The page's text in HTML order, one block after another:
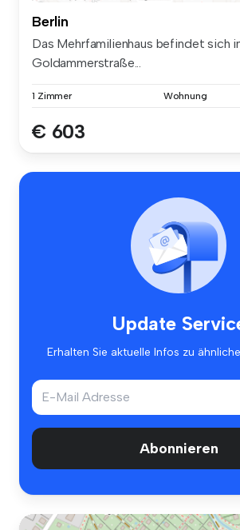
Berlin
Das Mehrfamilienhaus befindet sich
Goldammerstraße...
1 Zimmer Wohnung
€ 603
Update
Erhalten Sie aktuelle Infos zu
Abonnieren